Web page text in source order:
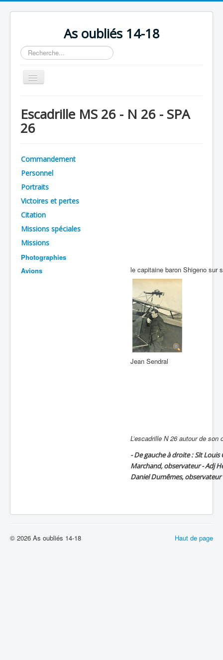
As oubliés 14-18
Rechercher
Basculer
la
Chronologie
Escadrilles
Avions
Personnels
Formation
Doctrines
Les As
Cahiers des As
Escadrille MS 26 - N 26 - SPA
26
Commandement
Personnel
Portraits
Victoires et pertes
Citation
Missions spéciales
Missions
Photographies
Avions
le capitaine baron Shigeno sur
Jean Sendral
L’escadrille N 26 autour de
- De gauche à droite : Slt
Marchand, observateur - Adj
Daniel Dumêmes,
Haut de page
© 2026 As oubliés 14-18